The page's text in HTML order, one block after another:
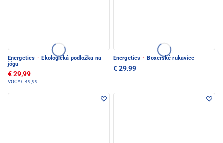
Energetics · Ekologická podložka na
jógu
€ 29,99
VOC*€ 49,99
Energetics · Boxerské rukavice
€ 29,99